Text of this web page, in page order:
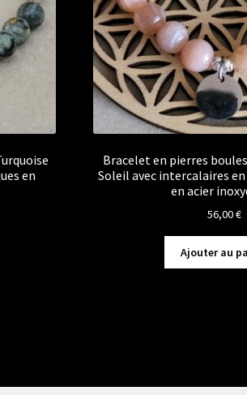
en
Bracelet en pierres
Soleil avec intercalaires
en acier
56,00€
Ajouter au